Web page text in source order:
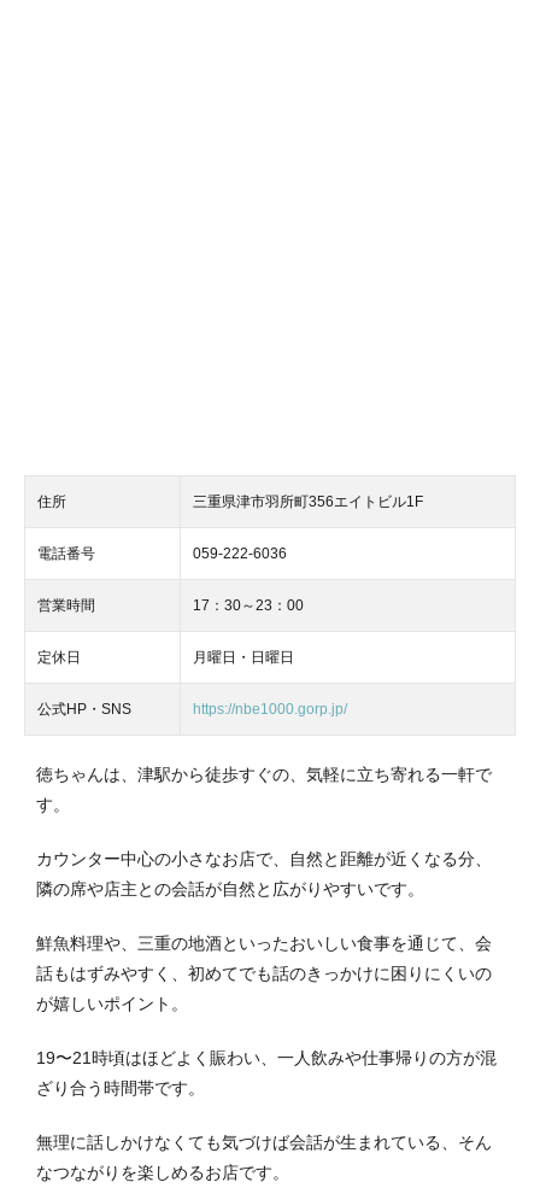
住所 三重県津市羽所町356エイトビル1F
電話番号 059-222-6036
営業時間 17：30～23：00
定休日 月曜日・日曜日
公式HP・SNS https://nbe1000.gorp.jp/
徳ちゃんは、津駅から徒歩すぐの、気軽に立ち寄れる一軒で
す。
カウンター中心の小さなお店で、自然と距離が近くなる分、
隣の席や店主との会話が自然と広がりやすいです。
鮮魚料理や、三重の地酒といったおいしい食事を通じて、会
話もはずみやすく、初めてでも話のきっかけに困りにくいの
が嬉しいポイント。
19〜21時頃はほどよく賑わい、一人飲みや仕事帰りの方が混
ざり合う時間帯です。
無理に話しかけなくても気づけば会話が生まれている、そん
なつながりを楽しめるお店です。